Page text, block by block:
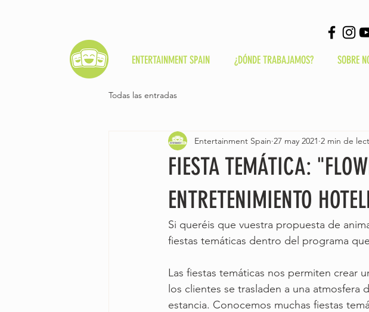
ENTERTAINMENT SPAIN ¿DÓNDE TRABAJAMOS? SOBRE
Todas las entradas
FIESTA TEMÁTICA:
ENTRETENIMIENTO
Entertainment Spain 27 may 2021 2 min de
Si queréis que vuestra propuesta de
fiestas temáticas dentro del programa
Las fiestas temáticas nos permiten crear
los clientes se trasladen a una
estancia. Conocemos muchas fiestas